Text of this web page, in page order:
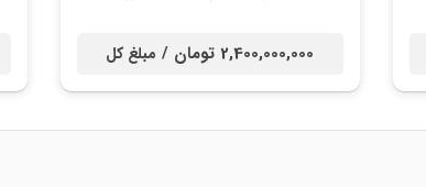
2,400,000,000 تومان / مبلغ کل